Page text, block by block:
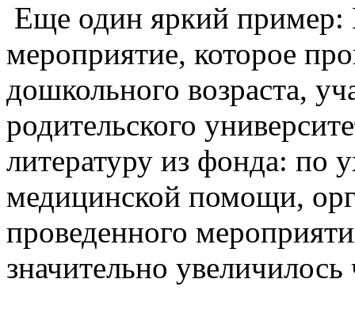
Еще один яркий пример:
мероприятие, которое
дошкольного возраста,
родительского
литературу из фонда: по
медицинской помощи,
проведенного
значительно